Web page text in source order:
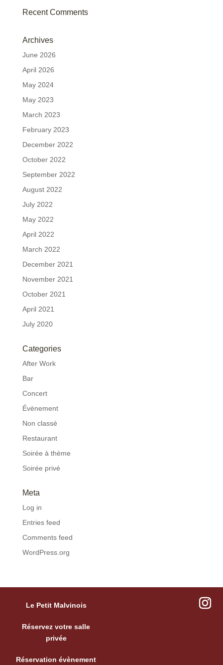
Recent Comments
Archives
June 2026
April 2026
May 2024
May 2023
March 2023
February 2023
December 2022
October 2022
September 2022
August 2022
July 2022
May 2022
April 2022
March 2022
December 2021
November 2021
October 2021
April 2021
July 2020
Categories
After Work
Bar
Concert
Évènement
Non classé
Restaurant
Soirée à thème
Soirée privé
Meta
Log in
Entries feed
Comments feed
WordPress.org
Le Petit Malvinois
Réservez votre salle
privée
Réservation évènement